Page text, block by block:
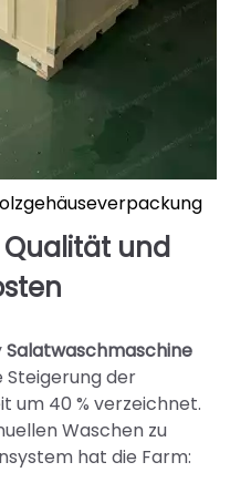
Qualität und
Salatwaschmaschine
Steigerung der
um 40 % verzeichnet.
Waschen zu
hat die Farm: